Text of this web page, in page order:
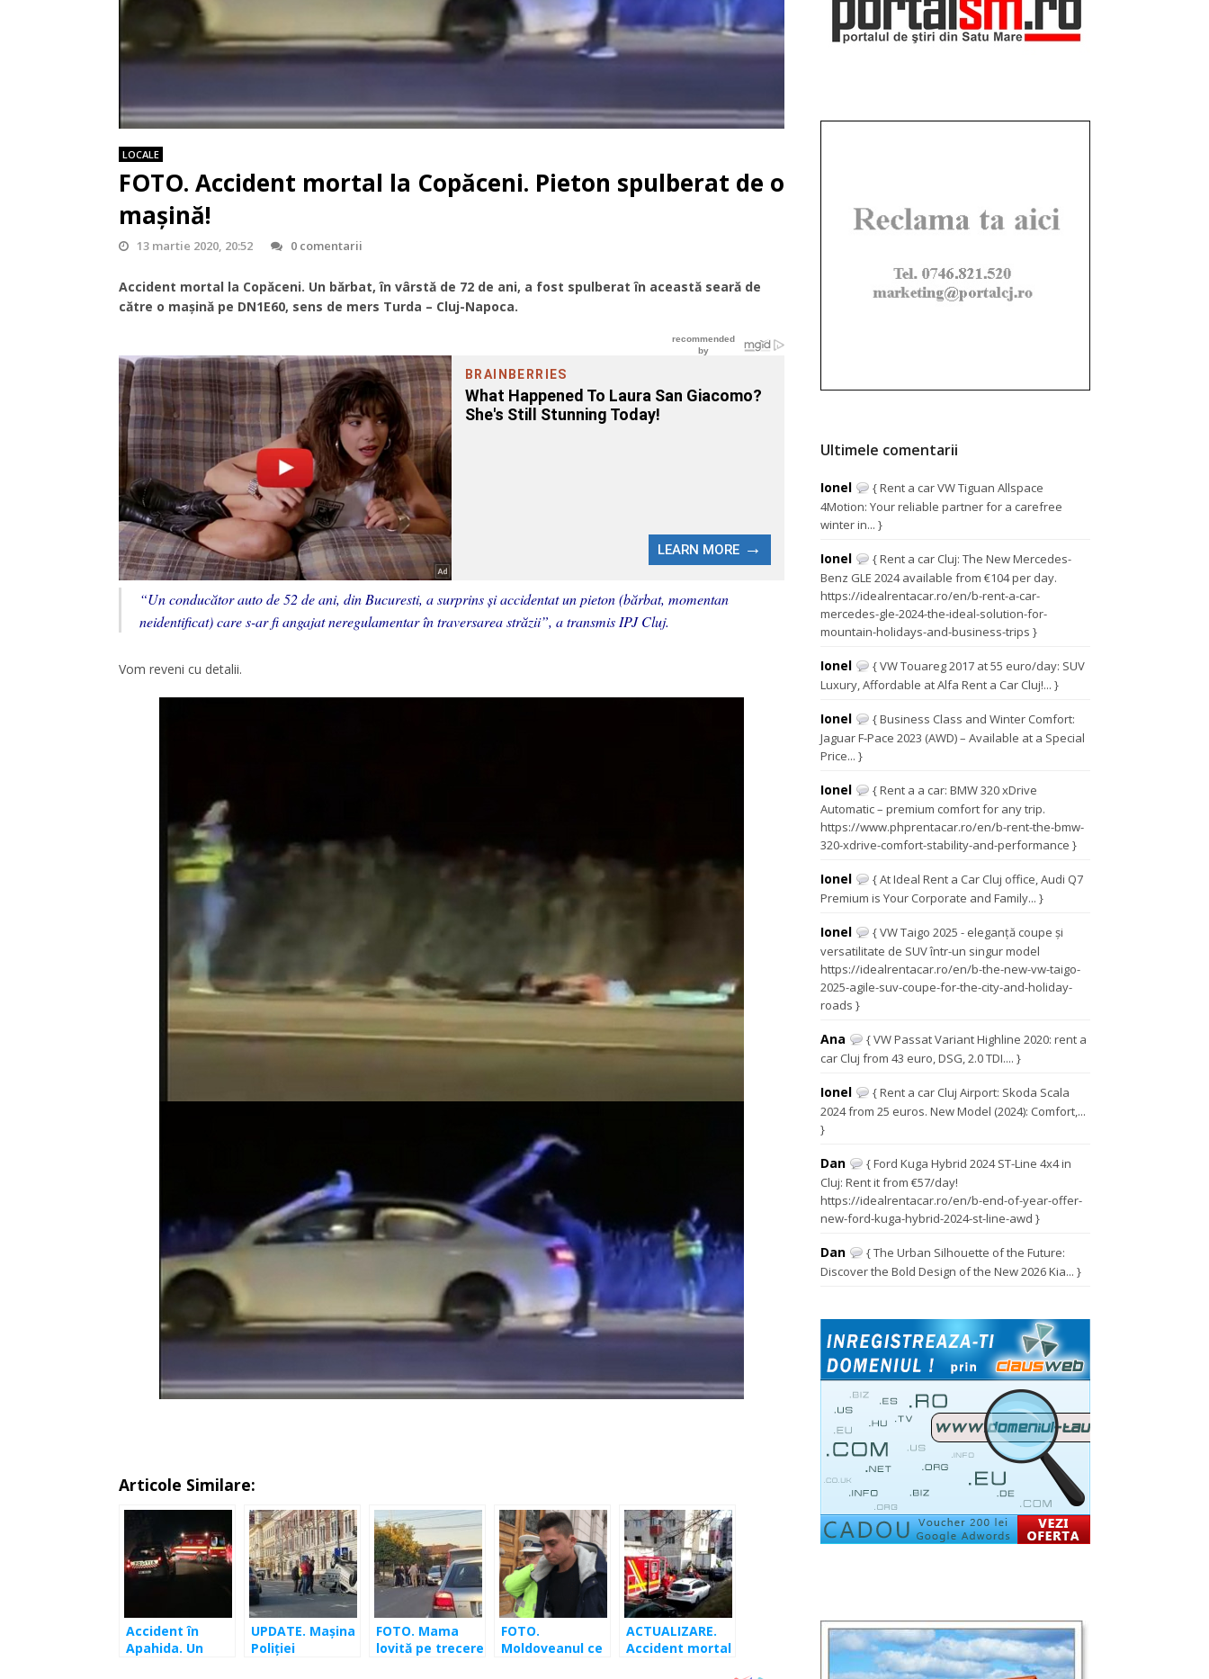
LOCALE
FOTO. Accident mortal la Copăceni. Pieton spulberat de o
mașină!
13 martie 2020, 20:52 0 comentarii
Accident mortal la Copăceni. Un bărbat, în vârstă de 72 de ani, a fost spulberat în această seară de
către o mașină pe DN1E60, sens de mers Turda – Cluj-Napoca.
“Un conducător auto de 52 de ani, din Bucuresti, a surprins și accidentat un pieton (bărbat, momentan
neidentificat) care s-ar fi angajat neregulamentar în traversarea străzii”, a transmis IPJ Cluj.
Vom reveni cu detalii.
Articole Similare:
Accident în
Apahida. Un
UPDATE. Maşina
Poliţiei
FOTO. Mama
lovită pe trecere
FOTO.
Moldoveanul ce
ACTUALIZARE.
Accident mortal
Ultimele comentarii
Ionel
{ Rent a car VW Tiguan Allspace
4Motion: Your reliable partner for a carefree
winter in... }
Ionel
{ Rent a car Cluj: The New Mercedes-
Benz GLE 2024 available from €104 per day.
https://idealrentacar.ro/en/b-rent-a-car-
mercedes-gle-2024-the-ideal-solution-for-
mountain-holidays-and-business-trips }
Ionel
{ VW Touareg 2017 at 55 euro/day: SUV
Luxury, Affordable at Alfa Rent a Car Cluj!... }
Ionel
{ Business Class and Winter Comfort:
Jaguar F-Pace 2023 (AWD) – Available at a Special
Price... }
Ionel
{ Rent a a car: BMW 320 xDrive
Automatic – premium comfort for any trip.
https://www.phprentacar.ro/en/b-rent-the-bmw-
320-xdrive-comfort-stability-and-performance }
Ionel
{ At Ideal Rent a Car Cluj office, Audi Q7
Premium is Your Corporate and Family... }
Ionel
{ VW Taigo 2025 - eleganță coupe și
versatilitate de SUV într-un singur model
https://idealrentacar.ro/en/b-the-new-vw-taigo-
2025-agile-suv-coupe-for-the-city-and-holiday-
roads }
Ana
{ VW Passat Variant Highline 2020: rent a
car Cluj from 43 euro, DSG, 2.0 TDI.... }
Ionel
{ Rent a car Cluj Airport: Skoda Scala
2024 from 25 euros. New Model (2024): Comfort,...
}
Dan
{ Ford Kuga Hybrid 2024 ST-Line 4x4 in
Cluj: Rent it from €57/day!
https://idealrentacar.ro/en/b-end-of-year-offer-
new-ford-kuga-hybrid-2024-st-line-awd }
Dan
{ The Urban Silhouette of the Future:
Discover the Bold Design of the New 2026 Kia... }